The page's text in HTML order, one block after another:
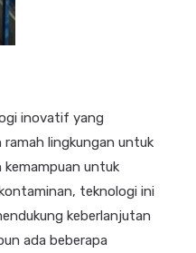
inovatif yang
lingkungan untuk
kemampuan untuk
teknologi ini
keberlanjutan
ada beberapa